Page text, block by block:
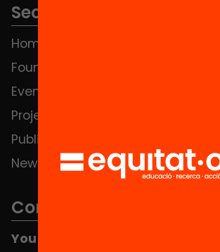
Sections
Home
Foundation
Events
Projects
Publications and videos
News
Contact
You can find us at the Social HUB